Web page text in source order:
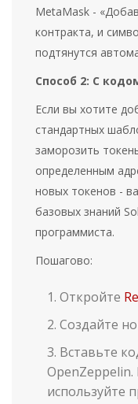
MetaMask -
контракта, и
подтянутся
Способ 2: С
Если вы хотите
стандартных
заморозить
определенным
новых токенов -
базовых знаний
программиста.
Пошагово:
Откройте
Создайте
Вставьте
OpenZeppelin.
используйте